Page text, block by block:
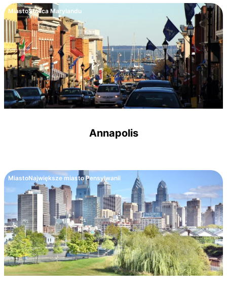
MiastoStolica Marylandu
Annapolis
MiastoNajwiększe miasto Pensylwanii